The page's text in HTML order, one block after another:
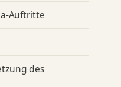
Auftritte
des